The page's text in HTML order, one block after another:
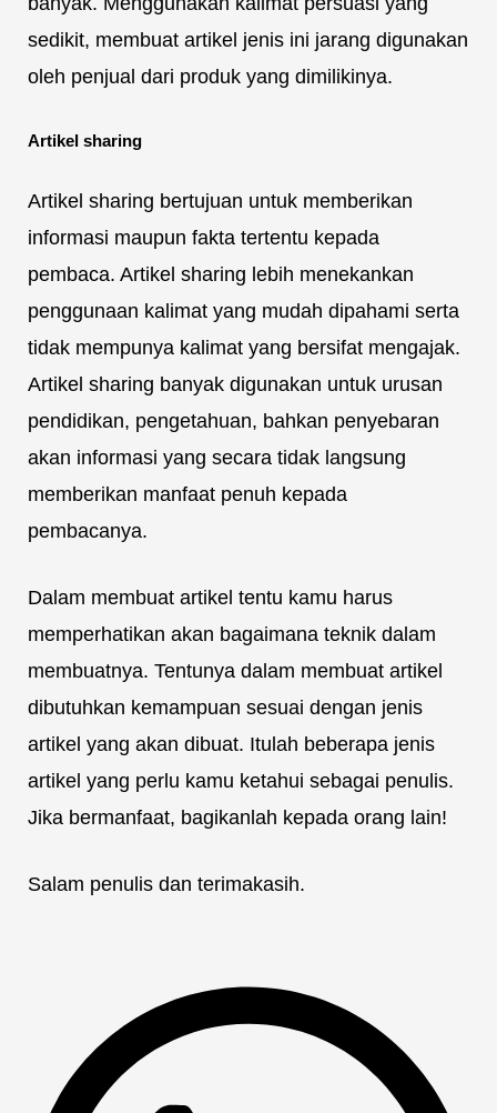
sedikit, membuat artikel jenis ini jarang digunakan
oleh penjual dari produk yang dimilikinya.
Artikel sharing
Artikel sharing bertujuan untuk memberikan
informasi maupun fakta tertentu kepada
pembaca. Artikel sharing lebih menekankan
penggunaan kalimat yang mudah dipahami serta
tidak mempunya kalimat yang bersifat mengajak.
Artikel sharing banyak digunakan untuk urusan
pendidikan, pengetahuan, bahkan penyebaran
akan informasi yang secara tidak langsung
memberikan manfaat penuh kepada
pembacanya.
Dalam membuat artikel tentu kamu harus
memperhatikan akan bagaimana teknik dalam
membuatnya. Tentunya dalam membuat artikel
dibutuhkan kemampuan sesuai dengan jenis
artikel yang akan dibuat. Itulah beberapa jenis
artikel yang perlu kamu ketahui sebagai penulis.
Jika bermanfaat, bagikanlah kepada orang lain!
Salam penulis dan terimakasih.